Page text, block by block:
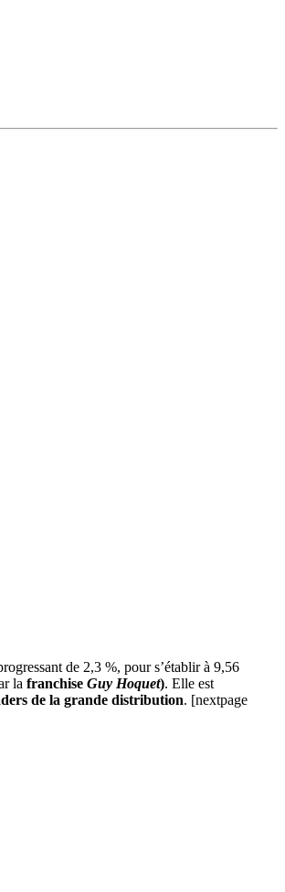
de 2,3 %, pour s’établir à 9,56
la franchise Guy Hoquet). Elle est
de la grande distribution. [nextpage